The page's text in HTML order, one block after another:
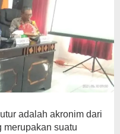
adalah akronim dari
merupakan suatu